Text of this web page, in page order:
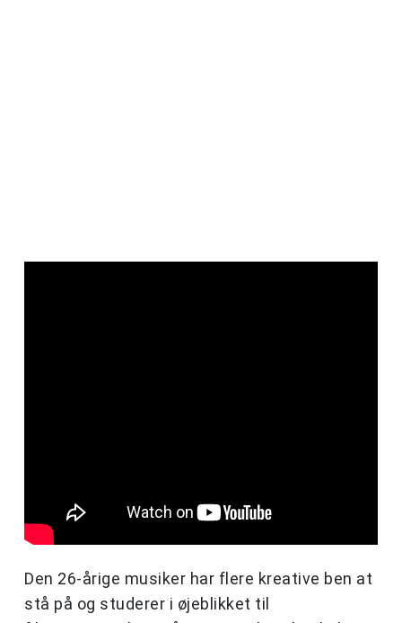
Den 26-årige musiker har flere kreative ben at
stå på og studerer i øjeblikket til